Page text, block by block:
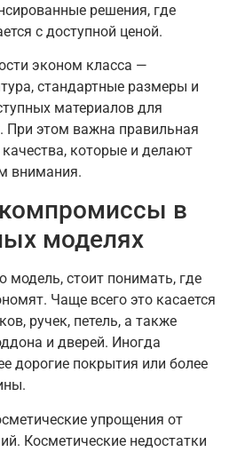
решения, где
с доступной ценой.
эконом класса —
стандартные размеры и
материалов для
При этом важна правильная
которые и делают
внимания.
в
моделях
модель, стоит понимать, где
Чаще всего это касается
ручек, петель, а также
и дверей. Иногда
дорогие покрытия или более
упрощения от
Косметические недостатки